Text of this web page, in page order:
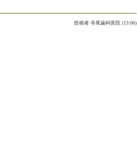
投稿者寺尾歯科医院 (13:06)